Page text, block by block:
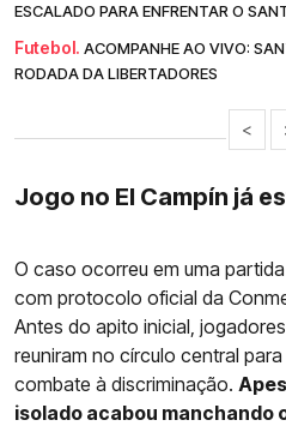
ESCALADO PARA ENFRENTAR O
Futebol. ACOMPANHE AO VIVO:
RODADA DA LIBERTADORES
<
Jogo no El Campín já
O caso ocorreu em uma
com protocolo oficial da
Antes do apito inicial,
reuniram no círculo central
combate à discriminação.
isolado acabou manchando